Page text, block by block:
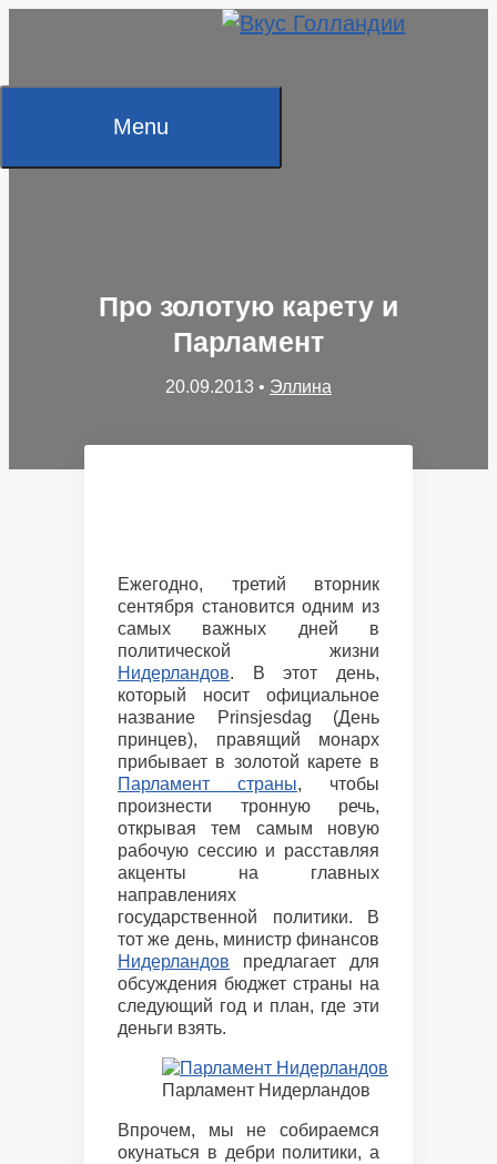
Menu
Про золотую карету и
Парламент
20.09.2013 • Эллина
Ежегодно, третий вторник
сентября становится одним из
самых важных дней в
политической жизни
Нидерландов. В этот день,
который носит официальное
название Prinsjesdag (День
принцев), правящий монарх
прибывает в золотой карете в
Парламент страны, чтобы
произнести тронную речь,
открывая тем самым новую
рабочую сессию и расставляя
акценты на главных
направлениях
государственной политики. В
тот же день, министр финансов
Нидерландов предлагает для
обсуждения бюджет страны на
следующий год и план, где эти
деньги взять.
Парламент Нидерландов
Впрочем, мы не собираемся
окунаться в дебри политики, а